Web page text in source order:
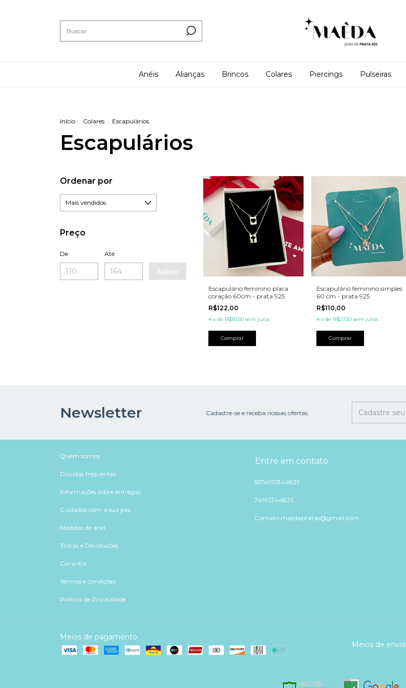
Anéis Alianças Brincos Colares Piercings Pulseiras
Início . Colares . Escapulários
Escapulários
Ordenar por
Preço
De Até
Aplicar
Escapulário feminino placa
coração 60cm - prata 925
R$122,00
4 x de R$30,50 sem juros
Escapulário feminino simples
60 cm - prata 925
R$110,00
4 xde R$27,50 sem juros
Newsletter Cadastre-se e receba nossas ofertas.
Quem somos
Dúvidas frequentes
Informações sobre entregas
Cuidados com a sua joia
Medidas de anel
Trocas e Devoluções
Garantia
Termos e condições
Política de Privacidade
Entre em contato
5574991344835
74991344835
Contato.maedapratas@gmail.com
Meios de pagamento
Meios de envio